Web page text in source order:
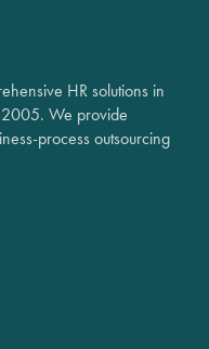
HR solutions in
2005. We provide
process outsourcing